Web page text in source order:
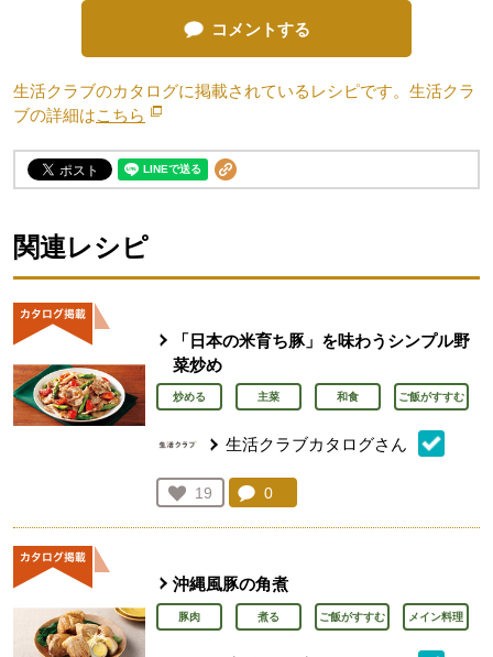
コメントする
生活クラブのカタログに掲載されているレシピです。生活クラ
ブの詳細はこちら 別のウィンドウで開きます。
関連レシピ
「日本の米育ち豚」を味わうシンプル野
菜炒め
炒める 主菜 和食 ご飯がすすむ
生活クラブカタログさん
お気に入り登録：
19
人が登録
コメント：
0
沖縄風豚の角煮
豚肉 煮る ご飯がすすむ メイン料理